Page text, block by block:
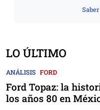
LO ÚLTIMO
ANÁLISIS FORD
Ford Topaz: la
los años 80 en